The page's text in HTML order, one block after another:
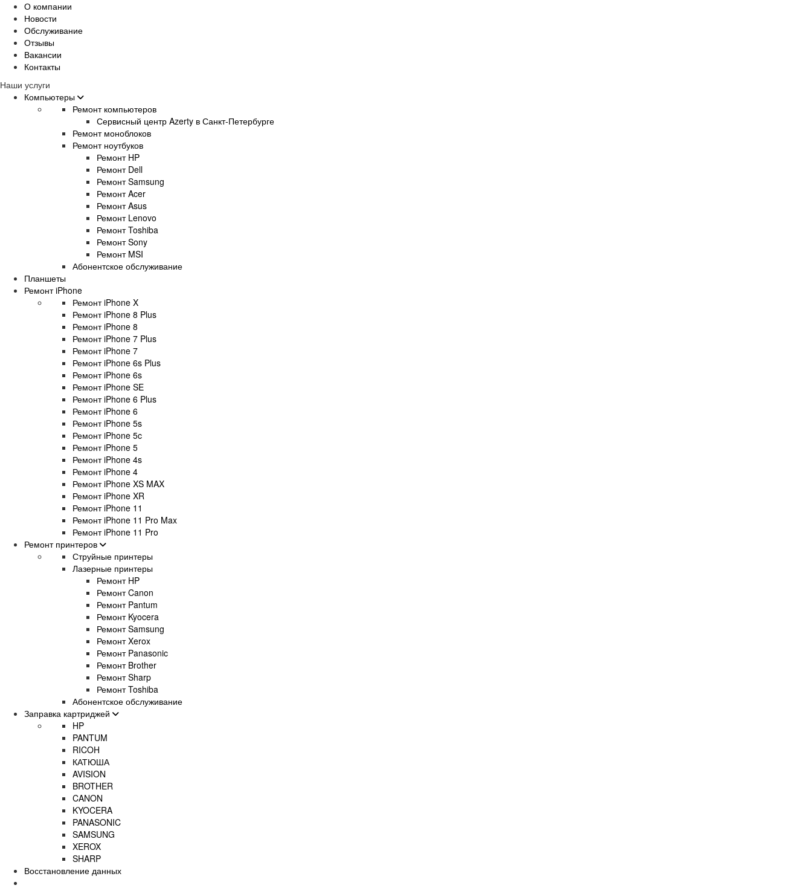
О компании
Новости
Обслуживание
Отзывы
Вакансии
Контакты
Наши услуги
Компьютеры
Ремонт компьютеров
Сервисный центр Azerty в Санкт-Петербурге
Ремонт моноблоков
Ремонт ноутбуков
Ремонт HP
Ремонт Dell
Ремонт Samsung
Ремонт Acer
Ремонт Asus
Ремонт Lenovo
Ремонт Toshiba
Ремонт Sony
Ремонт MSI
Абонентское обслуживание
Планшеты
Ремонт iPhone
Ремонт iPhone X
Ремонт iPhone 8 Plus
Ремонт iPhone 8
Ремонт iPhone 7 Plus
Ремонт iPhone 7
Ремонт iPhone 6s Plus
Ремонт iPhone 6s
Ремонт iPhone SE
Ремонт iPhone 6 Plus
Ремонт iPhone 6
Ремонт iPhone 5s
Ремонт iPhone 5c
Ремонт iPhone 5
Ремонт iPhone 4s
Ремонт iPhone 4
Ремонт iPhone XS MAX
Ремонт iPhone XR
Ремонт iPhone 11
Ремонт iPhone 11 Pro Max
Ремонт iPhone 11 Pro
Ремонт принтеров
Струйные принтеры
Лазерные принтеры
Ремонт HP
Ремонт Canon
Ремонт Pantum
Ремонт Kyocera
Ремонт Samsung
Ремонт Xerox
Ремонт Panasonic
Ремонт Brother
Ремонт Sharp
Ремонт Toshiba
Абонентское обслуживание
Заправка картриджей
HP
PANTUM
RICOH
КАТЮША
AVISION
BROTHER
CANON
KYOCERA
PANASONIC
SAMSUNG
XEROX
SHARP
Восстановление данных